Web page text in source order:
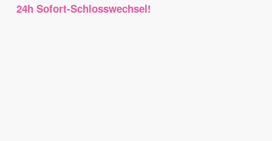
24h Sofort-Schlosswechsel!